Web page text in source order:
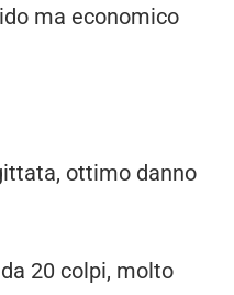
ma economico
ottimo danno
20 colpi, molto